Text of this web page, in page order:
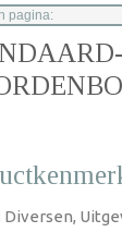
Diversen,